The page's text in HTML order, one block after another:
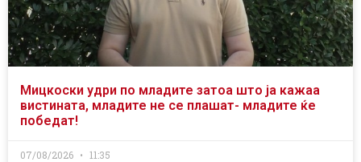
Мицкоски удри по младите затоа што ја кажаа
вистината, младите не се плашат- младите ќе
победат!
07/08/2026 11:35